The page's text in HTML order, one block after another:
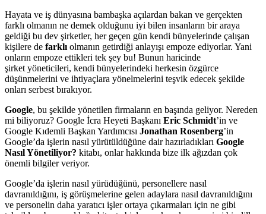
Hayata ve iş dünyasına bambaşka açılardan bakan ve gerçekten
farklı olmanın ne demek olduğunu iyi bilen insanların bir araya
geldiği bu dev şirketler, her geçen gün kendi bünyelerinde çalışan
kişilere de farklı olmanın getirdiği anlayışı empoze ediyorlar. Yani
onların empoze ettikleri tek şey bu! Bunun haricinde
şirket yöneticileri, kendi bünyelerindeki herkesin özgürce
düşünmelerini ve ihtiyaçlara yönelmelerini teşvik edecek şekilde
onları serbest bırakıyor.
Google, bu şekilde yönetilen firmaların en başında geliyor. Nereden
mi biliyoruz? Google İcra Heyeti Başkanı Eric Schmidt’in ve
Google Kıdemli Başkan Yardımcısı Jonathan Rosenberg’in
Google’da işlerin nasıl yürütüldüğüne dair hazırladıkları Google
Nasıl Yönetiliyor? kitabı, onlar hakkında bize ilk ağızdan çok
önemli bilgiler veriyor.
Google’da işlerin nasıl yürüdüğünü, personellere nasıl
davranıldığını, iş görüşmelerine gelen adaylara nasıl davranıldığını
ve personelin daha yaratıcı işler ortaya çıkarmaları için ne gibi